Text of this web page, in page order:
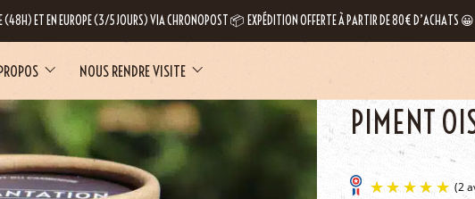
(48H) ET EN EUROPE (3/5 JOURS) VIA CHRONOPOST 📦 EXPÉDITION OFFERTE À PARTIR DE 80€ D’ACHATS 😀
NOUS RENDRE VISITE
PIMENT